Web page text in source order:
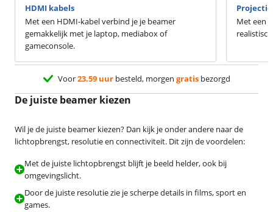
HDMI kabels
Met een HDMI-kabel verbind je je beamer
gemakkelijk met je laptop, mediabox of
gameconsole.
Met een
Voor23.59 uurbesteld, morgen gratisbezorgd
De juiste beamer kiezen
Wil je de juiste beamer kiezen? Dan kijk je onder andere naar de
lichtopbrengst, resolutie en connectiviteit. Dit zijn de voordelen:
Met de juiste lichtopbrengst blijft je beeld helder, ook bij
omgevingslicht.
Door de juiste resolutie zie je scherpe details in films, sport en
games.